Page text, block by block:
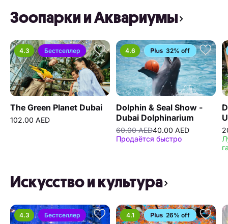
Зоопарки и Аквариумы
4.3 Бестселлер
The Green Planet Dubai
102.00 AED
4.6 32% off
Dolphin & Seal Show -
Dubai Dolphinarium
60.00 AED40.00 AED
Продаётся быстро
Искусство и культура
4.3 Бестселлер 4.1 26% off